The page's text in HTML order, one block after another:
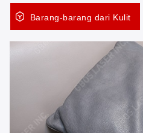
Barang-barang dari Kulit